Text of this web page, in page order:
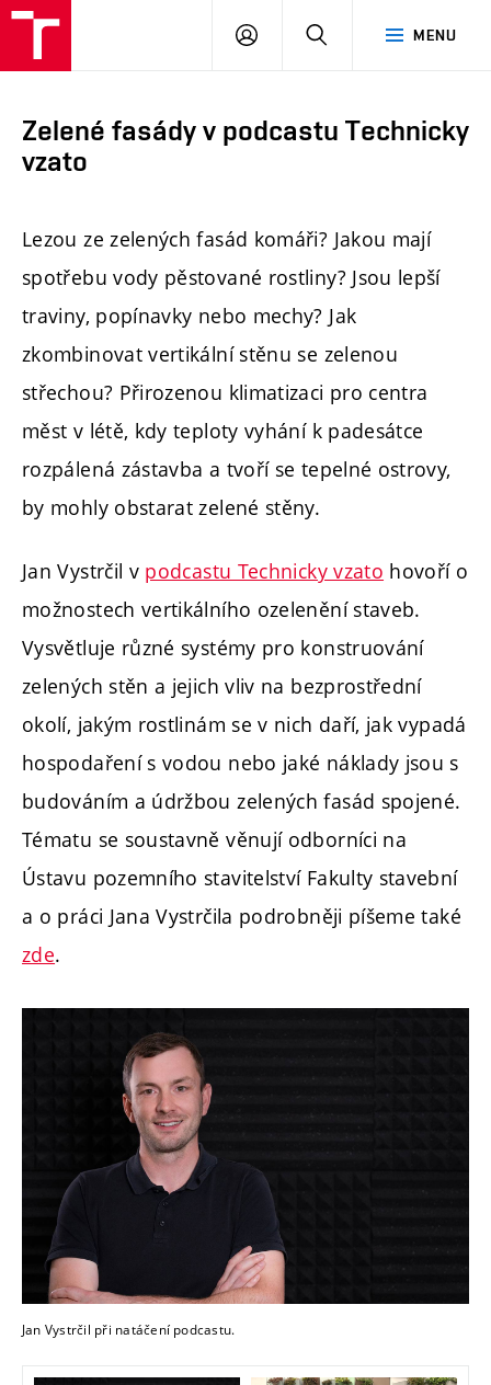
Brno
MENU
PŘIHLÁSIT
Zelené fasády v podcastu Technicky
vzato
Lezou ze zelených fasád komáři? Jakou mají
spotřebu vody pěstované rostliny? Jsou lepší
traviny, popínavky nebo mechy? Jak
zkombinovat vertikální stěnu se zelenou
střechou? Přirozenou klimatizaci pro centra
měst v létě, kdy teploty vyhání k padesátce
rozpálená zástavba a tvoří se tepelné ostrovy,
by mohly obstarat zelené stěny.
Jan Vystrčil v podcastu Technicky vzato hovoří o
možnostech vertikálního ozelenění staveb.
Vysvětluje různé systémy pro konstruování
zelených stěn a jejich vliv na bezprostřední
okolí, jakým rostlinám se v nich daří, jak vypadá
hospodaření s vodou nebo jaké náklady jsou s
budováním a údržbou zelených fasád spojené.
Tématu se soustavně věnují odborníci na
Ústavu pozemního stavitelství Fakulty stavební
a o práci Jana Vystrčila podrobněji píšeme také
zde.
Jan Vystrčil při natáčení podcastu.